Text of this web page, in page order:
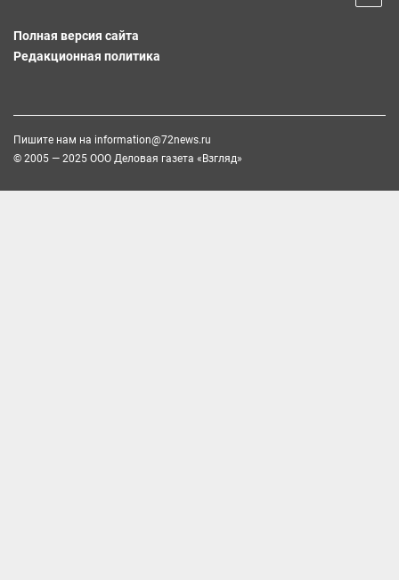
Полная версия сайта
Редакционная политика
Пишите нам на information@72news.ru
© 2005 — 2025 ООО Деловая газета «Взгляд»